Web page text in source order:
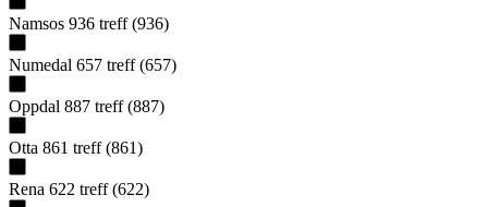
Namsos 936 treff (936)
Numedal 657 treff (657)
Oppdal 887 treff (887)
Otta 861 treff (861)
Rena 622 treff (622)